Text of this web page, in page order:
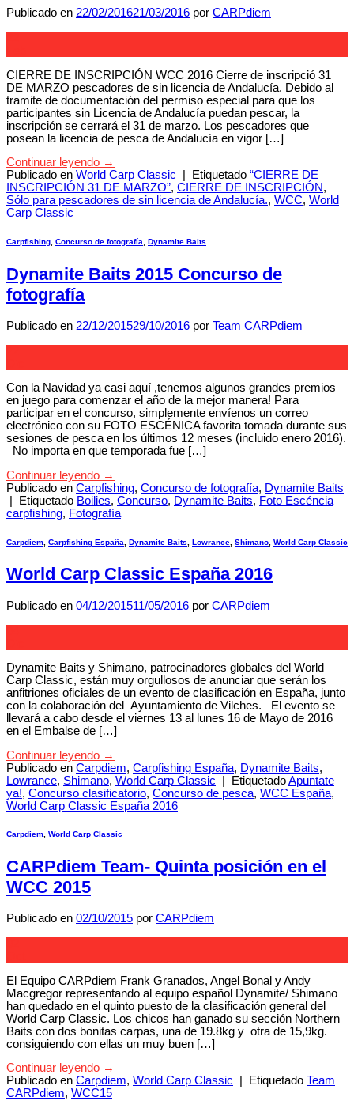
Publicado en 22/02/201621/03/2016 por CARPdiem
CIERRE DE INSCRIPCIÓN WCC 2016 Cierre de inscripció 31
DE MARZO pescadores de sin licencia de Andalucía. Debido al
tramite de documentación del permiso especial para que los
participantes sin Licencia de Andalucía puedan pescar, la
inscripción se cerrará el 31 de marzo. Los pescadores que
posean la licencia de pesca de Andalucía en vigor […]
Continuar leyendo →
Publicado en World Carp Classic Etiquetado “CIERRE DE
INSCRIPCIÓN 31 DE MARZO”, CIERRE DE INSCRIPCIÓN,
Sólo para pescadores de sin licencia de Andalucía., WCC, World
Carp Classic
Carpfishing Concurso de fotografía Dynamite Baits
Dynamite Baits 2015 Concurso de
fotografía
Publicado en 22/12/201529/10/2016 por Team CARPdiem
Con la Navidad ya casi aquí ,tenemos algunos grandes premios
en juego para comenzar el año de la mejor manera! Para
participar en el concurso, simplemente envíenos un correo
electrónico con su FOTO ESCÉNICA favorita tomada durante sus
sesiones de pesca en los últimos 12 meses (incluido enero 2016).
No importa en que temporada fue […]
Continuar leyendo →
Publicado en Carpfishing, Concurso de fotografía, Dynamite Baits
Etiquetado Boilies, Concurso, Dynamite Baits, Foto Escéncia
carpfishing, Fotografía
Carpdiem Carpfishing España Dynamite Baits Lowrance Shimano World Carp Classic
World Carp Classic España 2016
Publicado en 04/12/201511/05/2016 por CARPdiem
Dynamite Baits y Shimano, patrocinadores globales del World
Carp Classic, están muy orgullosos de anunciar que serán los
anfitriones oficiales de un evento de clasificación en España, junto
con la colaboración del Ayuntamiento de Vilches. El evento se
llevará a cabo desde el viernes 13 al lunes 16 de Mayo de 2016
en el Embalse de […]
Continuar leyendo →
Publicado en Carpdiem, Carpfishing España, Dynamite Baits,
Lowrance, Shimano, World Carp Classic EtiquetadoApuntate
ya!, Concurso clasificatorio, Concurso de pesca, WCC España,
World Carp Classic España 2016
Carpdiem, World Carp Classic
CARPdiem Team- Quinta posición en el
WCC 2015
Publicado en 02/10/2015 por CARPdiem
El Equipo CARPdiem Frank Granados, Angel Bonal y Andy
Macgregor representando al equipo español Dynamite/ Shimano
han quedado en el quinto puesto de la clasificación general del
World Carp Classic. Los chicos han ganado su sección Northern
Baits con dos bonitas carpas, una de 19.8kg y otra de 15,9kg.
consiguiendo con ellas un muy buen […]
Continuar leyendo →
Publicado en Carpdiem, World Carp Classic Etiquetado Team
CARPdiem, WCC15